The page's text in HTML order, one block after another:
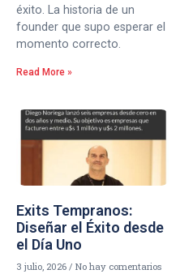
éxito. La historia de un
founder que supo esperar el
momento correcto.
Read More »
Exits Tempranos:
Diseñar el Éxito desde
el Día Uno
3 julio, 2026 No hay comentarios